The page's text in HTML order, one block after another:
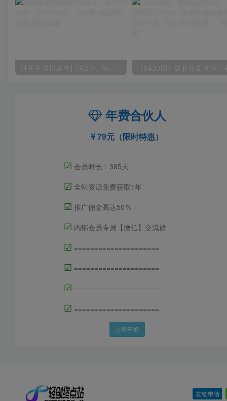
拼多多虚拟爆单打法2.0，每天10分钟，月产5000+，从0到1赚收益教程
年费合伙人
79元（限时特惠）
☑ 会员时长：365天
☑ 全站资源免费获取1年
☑ 推广佣金高达50％
☑ 内部会员专属【微信】交流群
☑ =====================
☑ =====================
☑ =====================
☑ =====================
立即开通
友链申请